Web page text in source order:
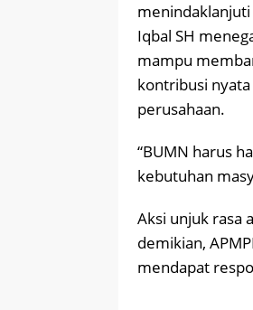
menindaklanjuti
Iqbal SH
mampu
kontribusi
perusahaan.
“BUMN harus
kebutuhan
Aksi unjuk rasa
demikian,
mendapat